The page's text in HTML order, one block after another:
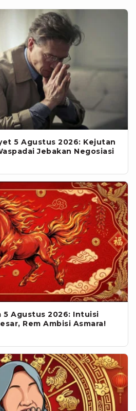
5 Agustus 2026: Kejutan
Jebakan Negosiasi
5 Agustus 2026: Intuisi
Rem Ambisi Asmara!